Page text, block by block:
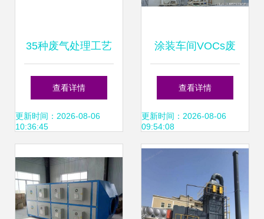
35种废气处理工艺
流程图与废气处理
设备详解
查看详情
更新时间：2026-08-06
10:36:45
涂装车间VOCs废
气处理全攻略 上海
兰宝环保科技技术
解析
查看详情
更新时间：2026-08-06
09:54:08